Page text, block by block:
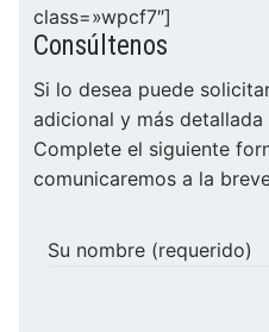
class=»wpcf7″]
Consúltenos
Si lo desea puede
adicional y más
Complete el siguiente
comunicaremos a la
Su nombre (requerido)